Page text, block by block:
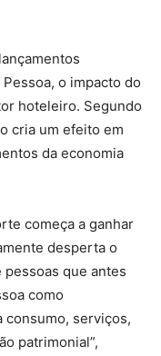
o impacto do
hoteleiro. Segundo
cria um efeito em
da economia
começa a ganhar
desperta o
que antes
como
serviços,
patrimonial”,